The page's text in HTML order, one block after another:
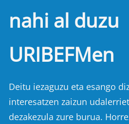
nahi al duzu
URIBEFMen
Deitu iezaguzu eta esango
interesatzen zaizun
dezakezula zure burua.